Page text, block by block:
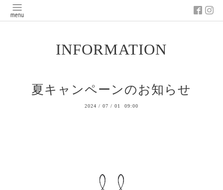
INFORMATION
夏キャンペーンのお知らせ
2024 / 07 / 01 09:00